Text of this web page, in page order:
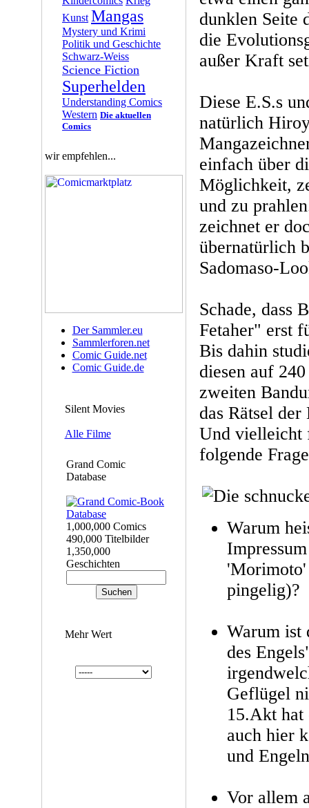
Kunst Mangas
Mystery und Krimi
Politik und Geschichte
Schwarz-Weiss
Science Fiction
Superhelden
Understanding Comics
Western Die aktuellen
Comics
wir empfehlen...
Der Sammler.eu
Sammlerforen.net
Comic Guide.net
Comic Guide.de
Silent Movies
Alle Filme
Grand Comic
Database
1,000,000 Comics
490,000 Titelbilder
1,350,000
Geschichten
Mehr Wert
dunklen Seite
die
außer Kraft
Diese E.S.s
natürlich
einfach über
Möglichkeit,
und zu
zeichnet er
übernatürlich
Sadomaso-
Schade, dass
Fetaher" erst
Bis dahin
diesen auf
zweiten
das Rätsel
Und vielleicht
folgende
Warum
pingelig)?
Warum ist
des
Geflügel
15.Akt hat
auch hier
und
Vor allem